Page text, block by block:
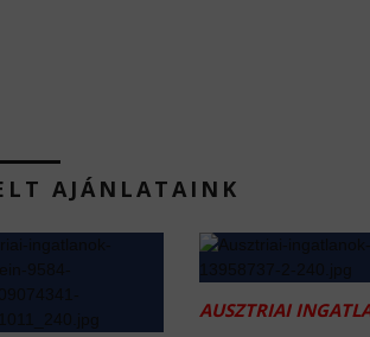
AJÁNLATAINK
AUSZTRIAI